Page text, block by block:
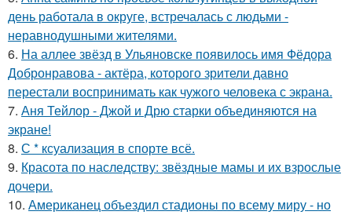
день работала в округе, встречалась с людьми -
неравнодушными жителями.
6. На аллее звёзд в Ульяновске появилось имя Фёдора
Добронравова - актёра, которого зрители давно
перестали воспринимать как чужого человека с экрана.
7. Аня Тейлор - Джой и Дрю старки объединяются на
экране!
8. С * ксуализация в спорте всё.
9. Красота по наследству: звёздные мамы и их взрослые
дочери.
10. Американец объездил стадионы по всему миру - но